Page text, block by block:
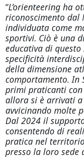
“L’orienteering ha
riconoscimento dal
individuata come
sportivi. Ciò è una
educativa di
specificità
della dimensione
comportamento. In
primi praticanti con
allora si è arrivati a
avvicinando molte
Dal 2024 il
consentendo di
pratica nel
presso la loro sede